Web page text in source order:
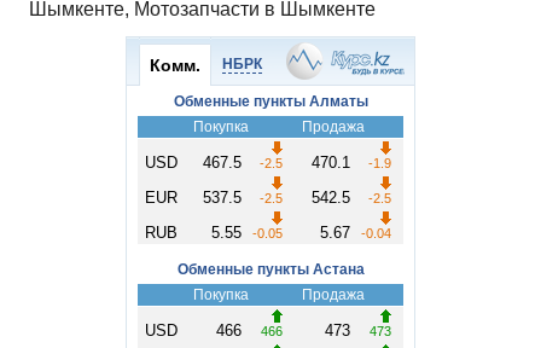
Шымкенте, Мотозапчасти в Шымкенте